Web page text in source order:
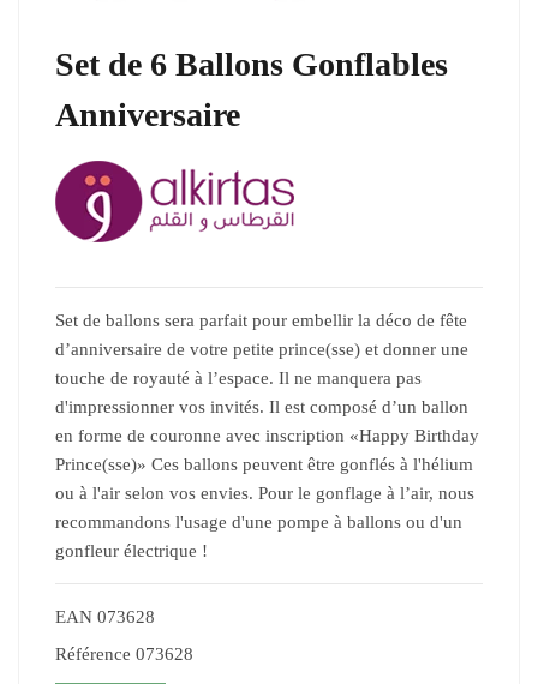
Set de 6 Ballons Gonflables
Anniversaire
Set de ballons sera parfait pour embellir la déco de fête
d’anniversaire de votre petite prince(sse) et donner une
touche de royauté à l’espace. Il ne manquera pas
d'impressionner vos invités. Il est composé d’un ballon
en forme de couronne avec inscription «Happy Birthday
Prince(sse)» Ces ballons peuvent être gonflés à l'hélium
ou à l'air selon vos envies. Pour le gonflage à l’air, nous
recommandons l'usage d'une pompe à ballons ou d'un
gonfleur électrique !
EAN 073628
Référence 073628